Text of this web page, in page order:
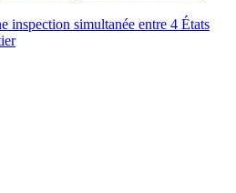
inspection simultanée entre 4 États